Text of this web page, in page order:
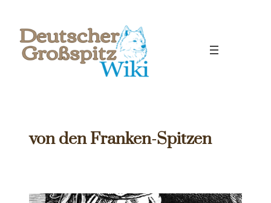
springen
von den Franken-Spitzen